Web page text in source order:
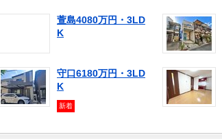
萱島4080万円・3LD
K
守口6180万円・3LD
K
新着